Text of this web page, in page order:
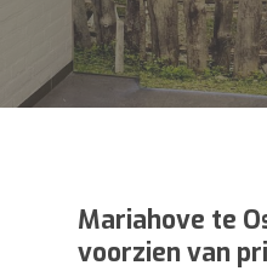
Mariahove te
voorzien van